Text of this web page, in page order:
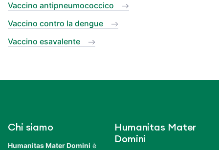
Vaccino antipneumococcico
Vaccino contro la dengue
Vaccino esavalente
Chi siamo
Humanitas Mater Domini è
Humanitas Mater
Domini